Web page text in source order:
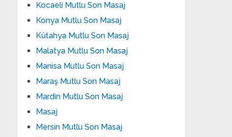
Kocaeli Mutlu Son Masaj
Konya Mutlu Son Masaj
Kütahya Mutlu Son Masaj
Malatya Mutlu Son Masaj
Manisa Mutlu Son Masaj
Maraş Mutlu Son Masaj
Mardin Mutlu Son Masaj
Masaj
Mersin Mutlu Son Masaj